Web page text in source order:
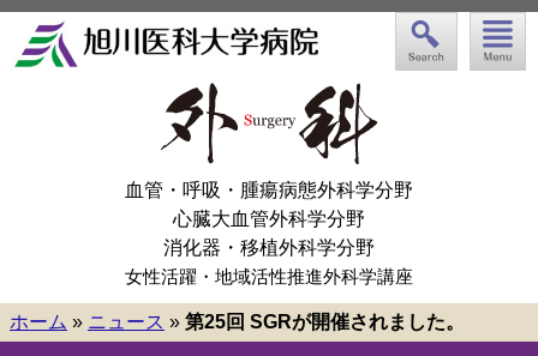
血管・呼吸・腫瘍病態外科学分野
心臓大血管外科学分野
消化器・移植外科学分野
女性活躍・地域活性推進外科学講座
ホーム » ニュース » 第25回 SGRが開催されました。